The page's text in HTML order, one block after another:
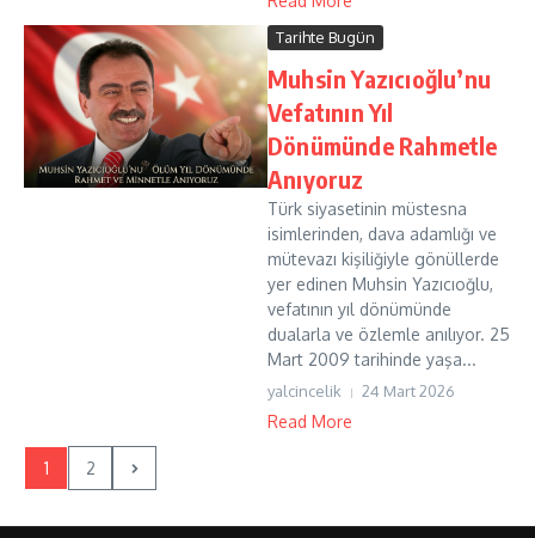
Tarihte Bugün
Muhsin Yazıcıoğlu’nu
Vefatının Yıl
Dönümünde Rahmetle
Anıyoruz
Türk siyasetinin müstesna
isimlerinden, dava adamlığı ve
mütevazı kişiliğiyle gönüllerde
yer edinen Muhsin Yazıcıoğlu,
vefatının yıl dönümünde
dualarla ve özlemle anılıyor. 25
Mart 2009 tarihinde yaşa...
yalcincelik 24 Mart 2026
Read More
1 2